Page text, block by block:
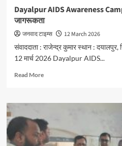
Dayalpur AIDS Awareness
जागरूकता
जनवाद टाइम्स
12 March 2026
संवाददाता : राजेन्द्र कुमार स्थान : दयालपुर,
12 मार्च 2026 Dayalpur AIDS...
Read MoreRead
Dayalpur
Awareness
Campaign:
छात्रों